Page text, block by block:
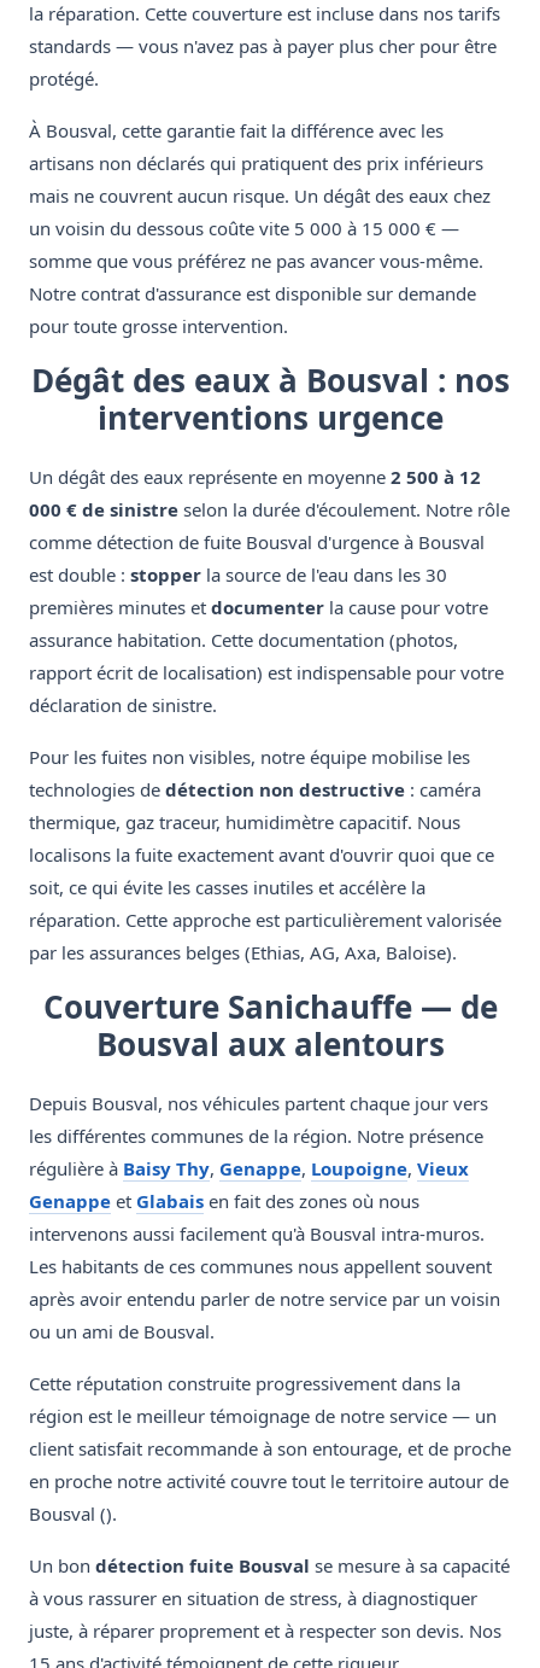
la réparation. Cette couverture est incluse dans nos tarifs
standards — vous n'avez pas à payer plus cher pour être
protégé.
À Bousval, cette garantie fait la différence avec les
artisans non déclarés qui pratiquent des prix inférieurs
mais ne couvrent aucun risque. Un dégât des eaux chez
un voisin du dessous coûte vite 5 000 à 15 000 € —
somme que vous préférez ne pas avancer vous-même.
Notre contrat d'assurance est disponible sur demande
pour toute grosse intervention.
Dégât des eaux à Bousval : nos
interventions urgence
Un dégât des eaux représente en moyenne 2 500 à 12
000 € de sinistre selon la durée d'écoulement. Notre rôle
comme détection de fuite Bousval d'urgence à Bousval
est double : stopper la source de l'eau dans les 30
premières minutes et documenter la cause pour votre
assurance habitation. Cette documentation (photos,
rapport écrit de localisation) est indispensable pour votre
déclaration de sinistre.
Pour les fuites non visibles, notre équipe mobilise les
technologies de détection non destructive : caméra
thermique, gaz traceur, humidimètre capacitif. Nous
localisons la fuite exactement avant d'ouvrir quoi que ce
soit, ce qui évite les casses inutiles et accélère la
réparation. Cette approche est particulièrement valorisée
par les assurances belges (Ethias, AG, Axa, Baloise).
Couverture Sanichauffe — de
Bousval aux alentours
Depuis Bousval, nos véhicules partent chaque jour vers
les différentes communes de la région. Notre présence
régulière à Baisy Thy, Genappe, Loupoigne, Vieux
Genappe et Glabais en fait des zones où nous
intervenons aussi facilement qu'à Bousval intra-muros.
Les habitants de ces communes nous appellent souvent
après avoir entendu parler de notre service par un voisin
ou un ami de Bousval.
Cette réputation construite progressivement dans la
région est le meilleur témoignage de notre service — un
client satisfait recommande à son entourage, et de proche
en proche notre activité couvre tout le territoire autour de
Bousval ().
Un bon détection fuite Bousval se mesure à sa capacité
à vous rassurer en situation de stress, à diagnostiquer
juste, à réparer proprement et à respecter son devis. Nos